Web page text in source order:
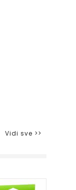
Vidi sve >>